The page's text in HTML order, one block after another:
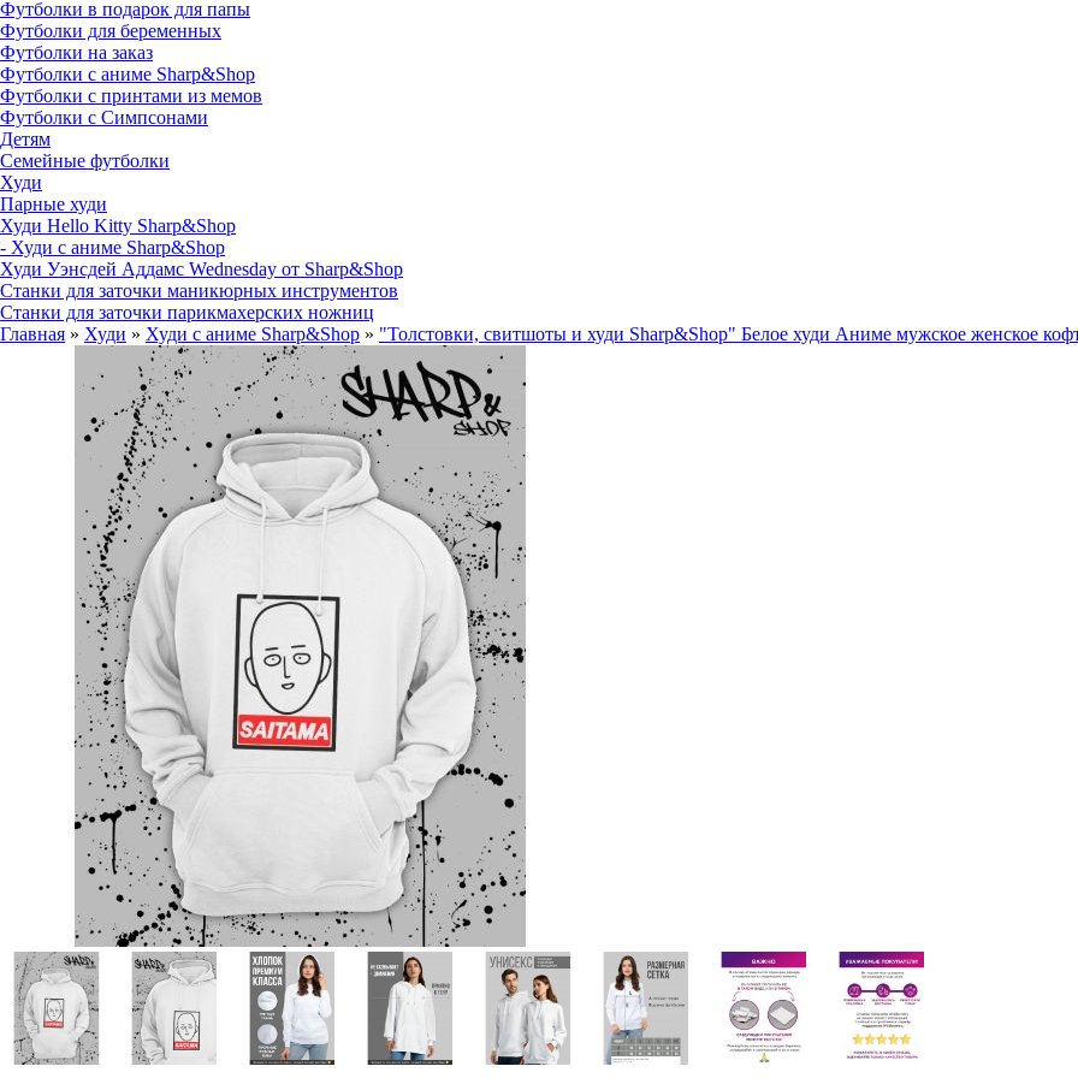
Футболки в подарок для папы
Футболки для беременных
Футболки на заказ
Футболки с аниме Sharp&Shop
Футболки с принтами из мемов
Футболки с Симпсонами
Детям
Семейные футболки
Худи
Парные худи
Худи Hello Kitty Sharp&Shop
- Худи с аниме Sharp&Shop
Худи Уэнсдей Аддамс Wednesday от Sharp&Shop
Станки для заточки маникюрных инструментов
Станки для заточки парикмахерских ножниц
Главная » Худи » Худи с аниме Sharp&Shop » "Толстовки, свитшоты и худи Sharp&Shop" Белое худи Аниме мужское женское